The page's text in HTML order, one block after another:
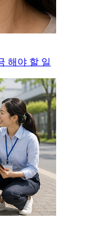
해야 할 일